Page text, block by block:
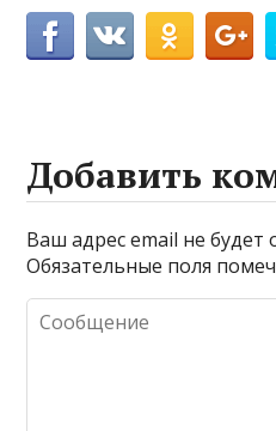
Добавить
Ваш адрес email не будет
Обязательные поля